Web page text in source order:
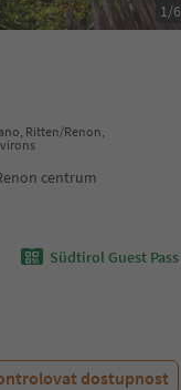
1/6
Ritten/Renon,
centrum
Südtirol Guest Pass
dostupnost